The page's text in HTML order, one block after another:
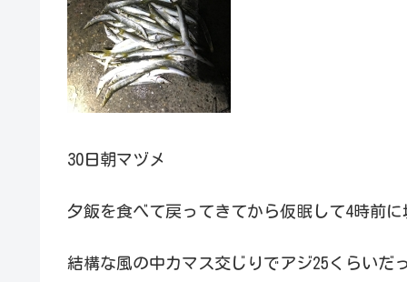
30日朝マヅメ
夕飯を食べて戻ってきてから仮眠して4時前に
結構な風の中カマス交じりでアジ25くらいだ